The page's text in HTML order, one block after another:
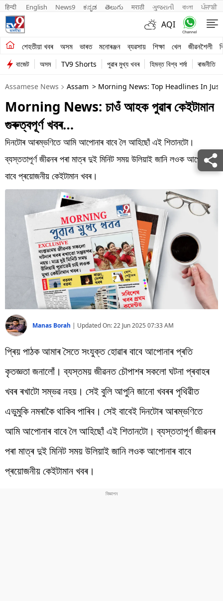
हिन्दी English News9 ಕನ್ನಡ తెలుగు मराठी ગુજરાતી বাংলা ਪੰਜਾਬੀ
AQI
শেহতীয়া খবৰ অসম ভাৰত মনোৰঞ্জন ব্যৱসায় শিক্ষা খেল জীৱনশৈলী
শেহতীয়া খবৰ
অসম
ভাৰত
মনোৰঞ্জন
ব্যৱসায়
শিক্ষা
খেল
Videos
বাজেট অসম TV9 Shorts পুৱাৰ মুখ্য খবৰ হিমন্ত বিশ্ব শৰ্মা ৰাজনীতি
Assamese News Assam > Morning News: Top Headlines In
Morning News: চাওঁ আহক পুৱাৰ কেইটামান
গুৰুত্বপূৰ্ণ খবৰ…
দিনটোৰ আৰম্ভণিতে আমি আপোনাৰ বাবে লৈ আহিছোঁ এই শিতানটো।
ব্যস্ততাপূৰ্ণ জীৱনৰ পৰা মাত্ৰ দুই মিনিট সময় উলিয়াই জানি লওক আপোনাৰ
বাবে প্ৰয়োজনীয় কেইটামান খবৰ।
Manas Borah | Updated On:22 Jun 2025 07:33 AM
প্ৰিয় পাঠক আমাৰ সৈতে সংযুক্ত হোৱাৰ বাবে আপোনাৰ প্ৰতি
কৃতজ্ঞতা জনালোঁ। ব্যস্তময় জীৱনত চৌপাশৰ সকলো ঘটনা প্ৰবাহৰ
খবৰ ৰখাটো সম্ভৱ নহয়। সেই বুলি আপুনি জানো খবৰৰ পৃথিৱীত
এভুমুকি নমৰাকৈ থাকিব পাৰিব। সেই বাবেই দিনটোৰ আৰম্ভণিতে
আমি আপোনাৰ বাবে লৈ আহিছোঁ এই শিতানটো। ব্যস্ততাপূৰ্ণ জীৱনৰ
পৰা মাত্ৰ দুই মিনিট সময় উলিয়াই জানি লওক আপোনাৰ বাবে
প্ৰয়োজনীয় কেইটামান খবৰ।